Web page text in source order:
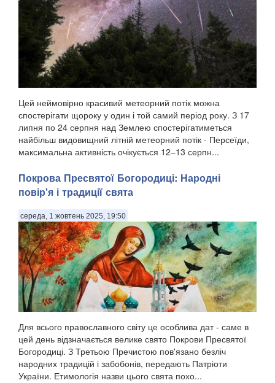
Цей неймовірно красивий метеорний потік можна
спостерігати щороку у один і той самий період року. З 17
липня по 24 серпня над Землею спостерігатиметься
найбільш видовищний літній метеорний потік - Персеїди,
максимальна активність очікується 12–13 серпн...
Покрова Пресвятої Богородиці: Народні
повір'я і традиції свята
середа, 1 жовтень 2025, 19:50
Для всього православного світу це особлива дат - саме в
цей день відзначається велике свято Покрови Пресвятої
Богородиці. З Третьою Пречистою пов'язано безліч
народних традицій і забобонів, передають Патріоти
України. Етимологія назви цього свята похо...